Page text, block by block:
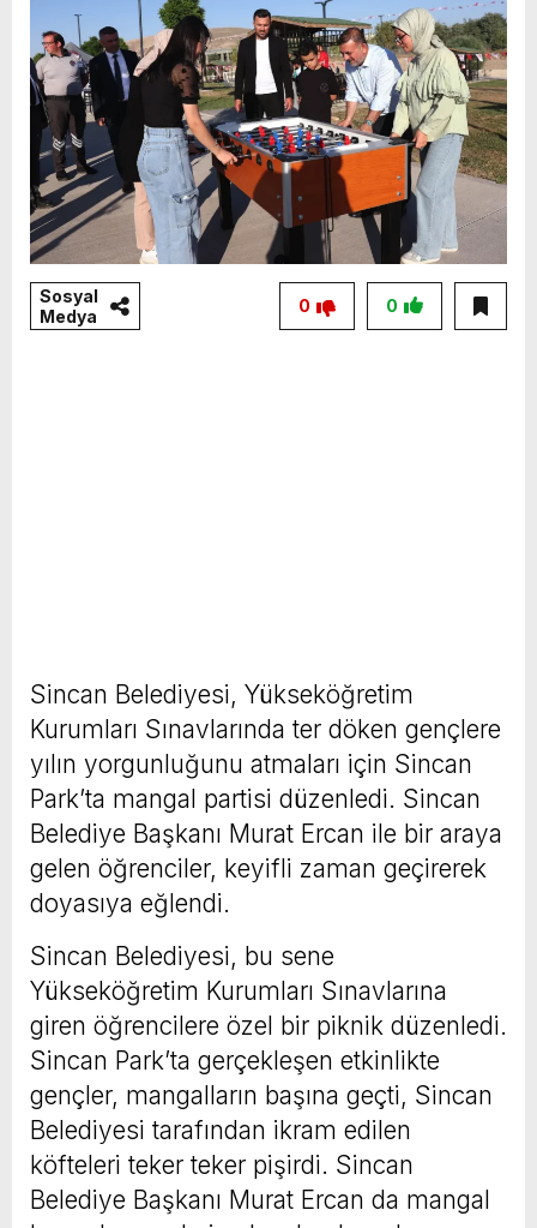
Sosyal
Medya
0
0
Sincan Belediyesi, Yükseköğretim
Kurumları Sınavlarında ter döken gençlere
yılın yorgunluğunu atmaları için Sincan
Park’ta mangal partisi düzenledi. Sincan
Belediye Başkanı Murat Ercan ile bir araya
gelen öğrenciler, keyifli zaman geçirerek
doyasıya eğlendi.
Sincan Belediyesi, bu sene
Yükseköğretim Kurumları Sınavlarına
giren öğrencilere özel bir piknik düzenledi.
Sincan Park’ta gerçekleşen etkinlikte
gençler, mangalların başına geçti, Sincan
Belediyesi tarafından ikram edilen
köfteleri teker teker pişirdi. Sincan
Belediye Başkanı Murat Ercan da mangal